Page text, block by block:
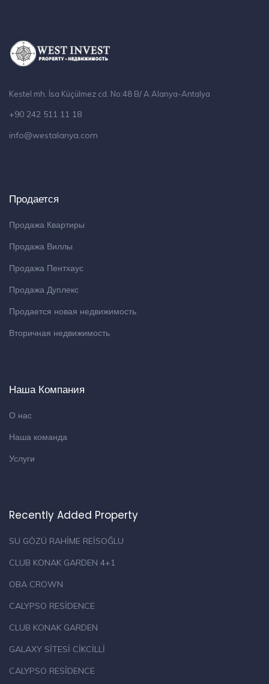
Kestel mh. İsa Küçülmez cd. No:48 B/ A Alanya-Antalya
+90 242 511 11 18
info@westalanya.com
Продается
Продажа Квартиры
Продажа Виллы
Продажа Пентхаус
Продажа Дуплекс
Продается новая недвижимость
Вторичная недвижимость
Наша Компания
О нас
Наша команда
Услуги
Recently Added Property
SU GÖZÜ RAHİME REİSOĞLU
CLUB KONAK GARDEN 4+1
OBA CROWN
CALYPSO RESİDENCE
CLUB KONAK GARDEN
GALAXY SİTESİ CİKCİLLİ
CALYPSO RESİDENCE